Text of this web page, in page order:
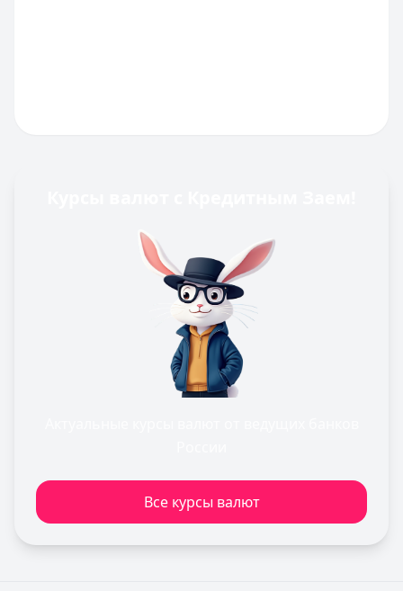
Все курсы валют